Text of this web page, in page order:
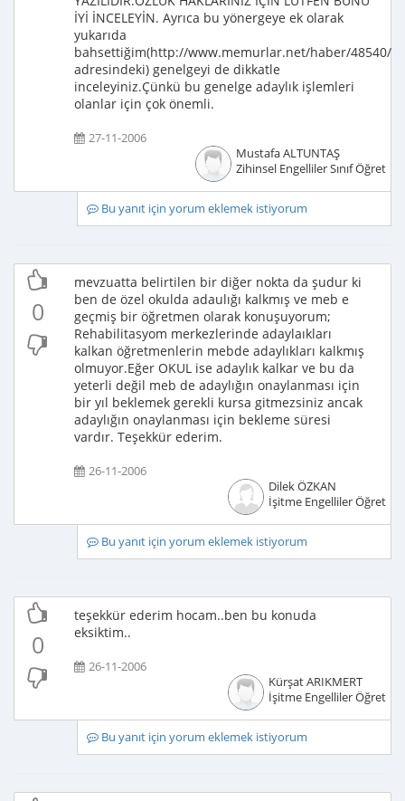
İYİ İNCELEYİN. Ayrıca bu yönergeye ek olarak
yukarıda
bahsettiğim(http://www.memurlar.net/haber/48540/
adresindeki) genelgeyi de dikkatle
inceleyiniz.Çünkü bu genelge adaylık işlemleri
olanlar için çok önemli.
27-11-2006
Mustafa ALTUNTAŞ
Zihinsel Engelliler Sınıf
Bu yanıt için yorum eklemek istiyorum
0
mevzuatta belirtilen bir diğer nokta da şudur ki
ben de özel okulda adaulığı kalkmış ve meb e
geçmiş bir öğretmen olarak konuşuyorum;
Rehabilitasyom merkezlerinde adaylaıkları
kalkan öğretmenlerin mebde adaylıkları kalkmış
olmuyor.Eğer OKUL ise adaylık kalkar ve bu da
yeterli değil meb de adaylığın onaylanması için
bir yıl beklemek gerekli kursa gitmezsiniz ancak
adaylığın onaylanması için bekleme süresi
vardır. Teşekkür ederim.
26-11-2006
Dilek ÖZKAN
İşitme Engelliler
Bu yanıt için yorum eklemek istiyorum
0
teşekkür ederim hocam..ben bu konuda
eksiktim..
26-11-2006
Kürşat ARIKMERT
İşitme Engelliler
Bu yanıt için yorum eklemek istiyorum